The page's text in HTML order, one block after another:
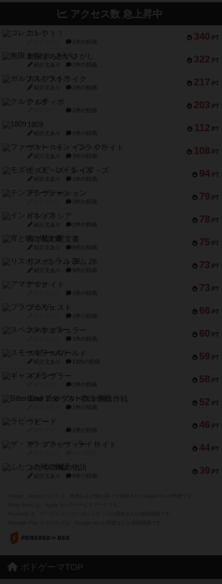
アクセス数 急上昇中
340 PT
コレクト！
1件の投稿
322 PT
無限まちがいさがし
紹介文あり 2件の投稿
217 PT
ガルフストライク
紹介文あり 1件の投稿
203 PT
クルティボ
1件の投稿
112 PT
1809
紹介文あり 1件の投稿
108 PT
ファースト・イン・フライト
紹介文あり 3件の投稿
94 PT
モズビ－ズ・レイダ－ズ
紹介文あり 1件の投稿
79 PT
テンプテーション
2件の投稿
78 PT
インドネシア
紹介文あり 2件の投稿
75 PT
宵と暁の呪文書
紹介文あり 8件の投稿
73 PT
リスボン・トラム 28
紹介文あり 9件の投稿
73 PT
アマナイト
1件の投稿
66 PT
ブラヴェスト
1件の投稿
60 PT
スペクタキュラー
1件の投稿
59 PT
スモールワールド
紹介文あり 13件の投稿
58 PT
ギャンブラー
2件の投稿
52 PT
Bitter End ブタペスト救出作戦
1件の投稿
46 PT
ラピード
1件の投稿
44 PT
ザ・フラッフィー・ライト
39 PT
ふたつの城の物語
紹介文あり 6件の投稿
ボドゲーマTOP